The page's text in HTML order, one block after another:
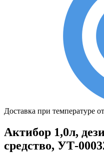
Доставка при температуре
Актибор 1,0л,
средство, УТ-